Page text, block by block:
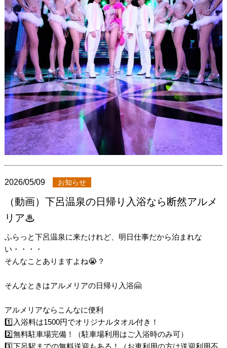
2026/05/09 お知らせ
（動画）下呂温泉の日帰り入浴なら断然アルメ
リア♨
ふらっと下呂温泉に来たけれど、明日仕事だから泊まれな
い・・・・
そんなことありますよね😭？
そんなときはアルメリアの日帰り入浴🤗
アルメリアならこんなに便利
1️⃣入浴料は1500円でオリジナルタオル付き！
2️⃣無料駐車場完備！（駐車場利用はご入浴時のみ可）